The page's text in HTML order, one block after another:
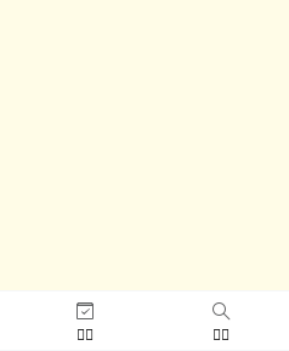
 